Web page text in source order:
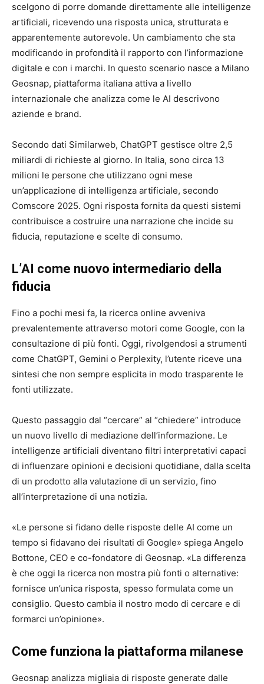
scelgono di porre domande direttamente alle intelligenze
artificiali, ricevendo una risposta unica, strutturata e
apparentemente autorevole. Un cambiamento che sta
modificando in profondità il rapporto con l’informazione
digitale e con i marchi. In questo scenario nasce a Milano
Geosnap, piattaforma italiana attiva a livello
internazionale che analizza come le AI descrivono
aziende e brand.
Secondo dati Similarweb, ChatGPT gestisce oltre 2,5
miliardi di richieste al giorno. In Italia, sono circa 13
milioni le persone che utilizzano ogni mese
un’applicazione di intelligenza artificiale, secondo
Comscore 2025. Ogni risposta fornita da questi sistemi
contribuisce a costruire una narrazione che incide su
fiducia, reputazione e scelte di consumo.
L’AI come nuovo intermediario della
fiducia
Fino a pochi mesi fa, la ricerca online avveniva
prevalentemente attraverso motori come Google, con la
consultazione di più fonti. Oggi, rivolgendosi a strumenti
come ChatGPT, Gemini o Perplexity, l’utente riceve una
sintesi che non sempre esplicita in modo trasparente le
fonti utilizzate.
Questo passaggio dal “cercare” al “chiedere” introduce
un nuovo livello di mediazione dell’informazione. Le
intelligenze artificiali diventano filtri interpretativi capaci
di influenzare opinioni e decisioni quotidiane, dalla scelta
di un prodotto alla valutazione di un servizio, fino
all’interpretazione di una notizia.
«Le persone si fidano delle risposte delle AI come un
tempo si fidavano dei risultati di Google» spiega Angelo
Bottone, CEO e co-fondatore di Geosnap. «La differenza
è che oggi la ricerca non mostra più fonti o alternative:
fornisce un’unica risposta, spesso formulata come un
consiglio. Questo cambia il nostro modo di cercare e di
formarci un’opinione».
Come funziona la piattaforma milanese
Geosnap analizza migliaia di risposte generate dalle